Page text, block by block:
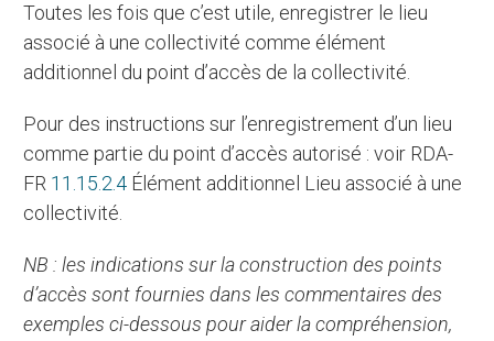
Toutes les fois que c’est utile, enregistrer le lieu
associé à une collectivité comme élément
additionnel du point d’accès de la collectivité.
Pour des instructions sur l’enregistrement d’un lieu
comme partie du point d’accès autorisé : voir RDA-
FR 11.15.2.4 Élément additionnel Lieu associé à une
collectivité.
NB : les indications sur la construction des points
d’accès sont fournies dans les commentaires des
exemples ci-dessous pour aider la compréhension,